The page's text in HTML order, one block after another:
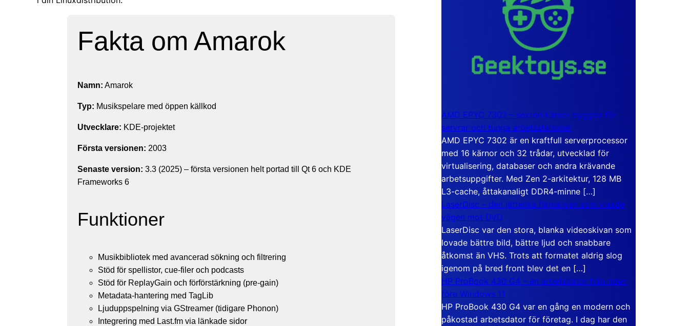
Fakta om Amarok
Namn: Amarok
Typ: Musikspelare med öppen källkod
Utvecklare: KDE-projektet
Första versionen: 2003
Senaste version: 3.3 (2025) – första versionen helt portad till Qt 6 och KDE
Frameworks 6
Funktioner
Musikbibliotek med avancerad sökning och filtrering
Stöd för spellistor, cue-filer och podcasts
Stöd för ReplayGain och förförstärkning (pre-gain)
Metadata-hantering med TagLib
Ljuduppspelning via GStreamer (tidigare Phonon)
Integrering med Last.fm via länkade sidor
AMD EPYC 7302 – sexton kärnor byggda för
servrar och tunga arbetsstationer
AMD EPYC 7302 är en kraftfull serverprocessor
med 16 kärnor och 32 trådar, utvecklad för
virtualisering, databaser och andra krävande
arbetsuppgifter. Med Zen 2-arkitektur, 128 MB
L3-cache, åttakanaligt DDR4-minne […]
LaserDisc – den jättelika filmskivan som visade
vägen mot DVD
LaserDisc var den stora, blanka videoskivan som
lovade bättre bild, bättre ljud och snabbare
åtkomst än VHS. Trots att formatet aldrig slog
igenom på bred front blev det en […]
HP ProBook 430 G4 – en arbetsdator från tiden
före Windows 11
HP ProBook 430 G4 var en gång en modern och
påkostad arbetsdator för företag. I dag har den